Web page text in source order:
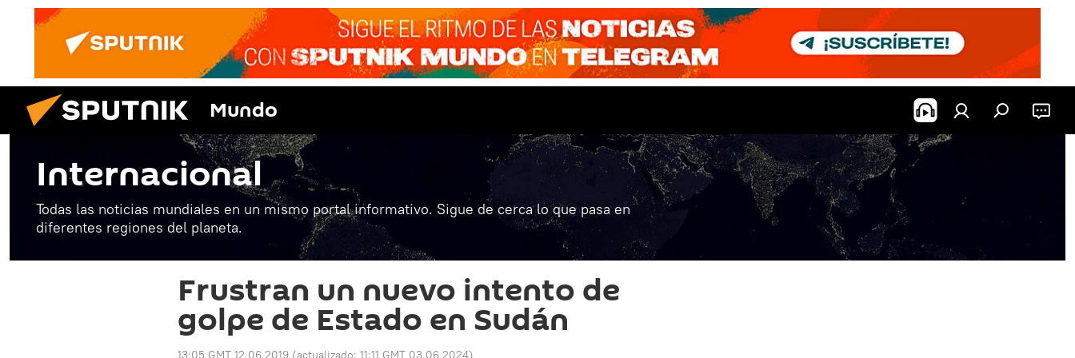
Mundo
Internacional
Todas las noticias mundiales en un mismo portal informativo. Sigue de cerca lo que pasa en
diferentes regiones del planeta.
Frustran un nuevo intento de
golpe de Estado en Sudán